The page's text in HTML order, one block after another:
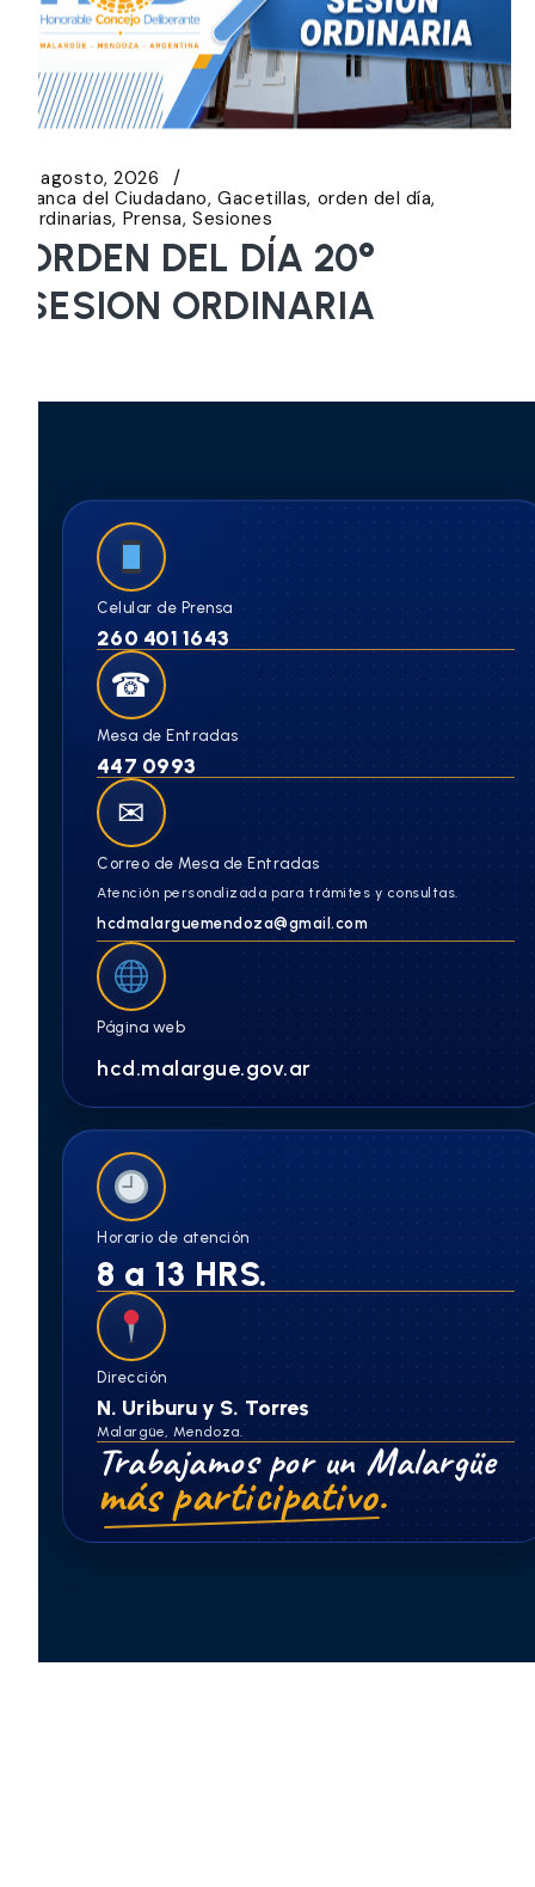
5 agosto, 2026
Banca del Ciudadano Gacetillas orden del día
Ordinarias Prensa Sesiones
ORDEN DEL DÍA 20°
SESION ORDINARIA
Celular de Prensa
260 401 1643
☎
Mesa de Entradas
447 0993
✉
Correo de Mesa de Entradas
Atención personalizada para trámites y consultas.
hcdmalarguemendoza@gmail.com
Página web
hcd.malargue.gov.ar
Horario de atención
8 a 13 HRS.
Dirección
N. Uriburu y S. Torres
Malargüe, Mendoza.
Trabajamos por un Malargüe
más participativo.